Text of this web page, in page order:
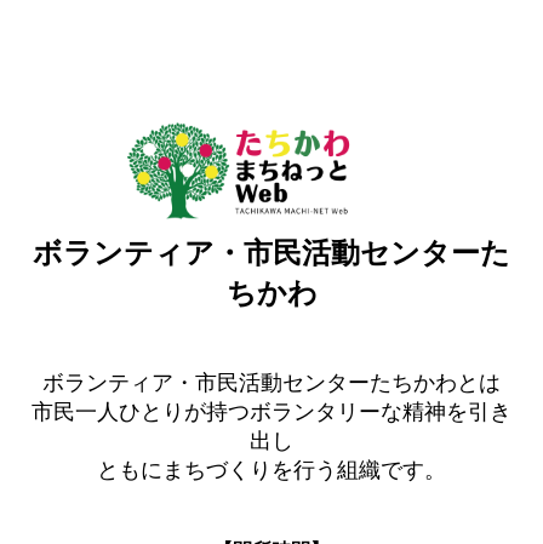
ボランティア・市民活動センターた
ちかわ
ボランティア・市民活動センターたちかわとは
市民一人ひとりが持つボランタリーな精神を引き
出し
ともにまちづくりを行う組織です。